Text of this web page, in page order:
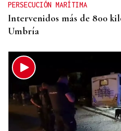
PERSECUCIÓN MARÍTIMA
Intervenidos más de 800
Umbría